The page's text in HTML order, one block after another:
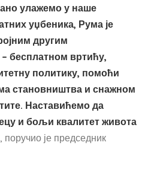
улажемо у наше
уџбеника, Рума је
другим
бесплатном вртићу,
политику, помоћи
становништва и снажном
Наставићемо да
и бољи квалитет живота
поручио је председник